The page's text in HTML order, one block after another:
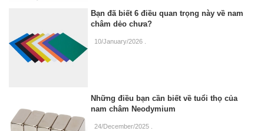
Bạn đã biết 6 điều quan trọng này về nam
châm dẻo chưa?
10/January/2026
Những điều bạn cần biết về tuổi thọ của
nam châm Neodymium
24/December/2025